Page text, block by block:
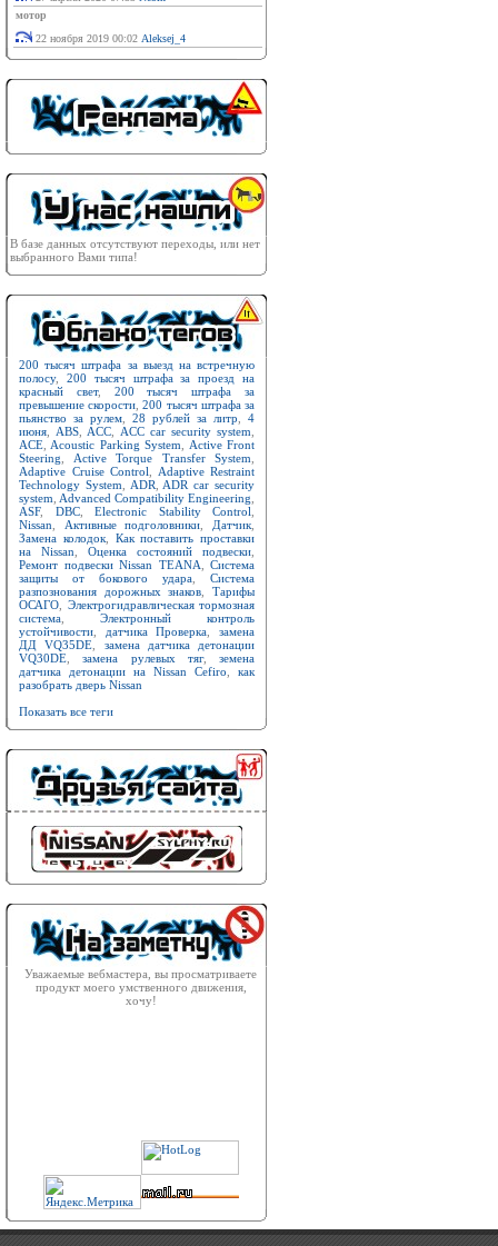
мотор
22 ноября 2019 00:02 Aleksej_4
В базе данных отсутствуют переходы, или нет
выбранного Вами типа!
200 тысяч штрафа за выезд на встречную
полосу, 200 тысяч штрафа за проезд на
красный свет, 200 тысяч штрафа за
превышение скорости ,200 тысяч штрафа за
пьянство за рулем
28 рублей за литр
4
июня
ABS ACC ACC car security system
ACE Acoustic Parking System
Active Front
Steering
Active Torque Transfer System
Adaptive Cruise Control
Adaptive Restraint
Technology System
ADR
ADR car security
system Advanced Compatibility Engineering
ASF, DBC, Electronic Stability Control
Nissan
Активные подголовники Датчик
Замена колодок, Как поставить проставки
на Nissan
Оценка состояний подвески
Ремонт подвески Nissan TEANA
Система
защиты от бокового удара
Система
разпознования дорожных знаков ,Тарифы
ОСАГО
Электрогидравлическая тормозная
система
Электронный контроль
устойчивости
датчика Проверка ,замена
ДД VQ35DE
замена датчика детонации
VQ30DE ,замена рулевых тяг, земена
датчика детонации на Nissan Cefiro
как
разобрать дверь Nissan
Показать все теги
Уважаемые вебмастера, вы просматриваете
продукт моего умственного движения,
хочу!